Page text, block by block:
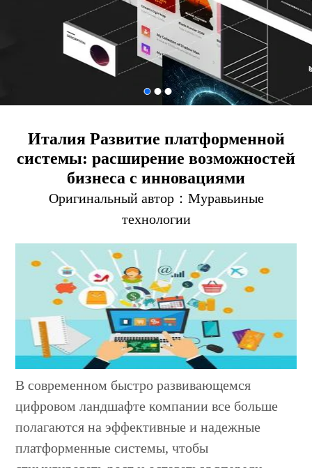
Италия Развитие платформенной
системы: расширение возможностей
бизнеса с инновациями
Оригинальный автор： Муравьиные
технологии
В современном быстро развивающемся
цифровом ландшафте компании все больше
полагаются на эффективные и надежные
платформенные системы, чтобы